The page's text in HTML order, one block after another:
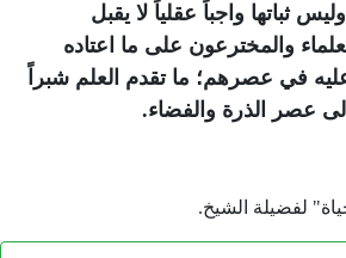
ثباتها واجباً عقلياً لا يقبل
والمخترعون على ما اعتاده
عليه في عصرهم؛ ما تقدم العلم شبراً
عصر الذرة والفضاء.
لفضيلة الشيخ.